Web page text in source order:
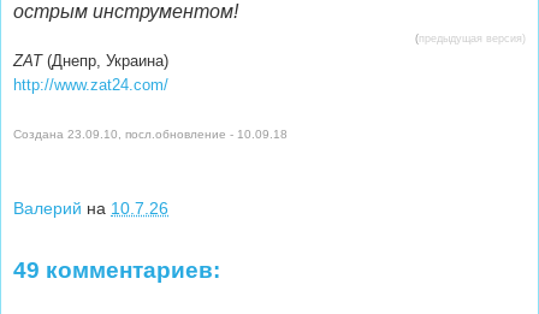
острым инструментом!
(предыдущая версия)
ZAT (Днепр, Украина)
http://www.zat24.com/
Создана 23.09.10, посл.обновление - 10.09.18
Валерий на 10.7.26
49 комментариев: